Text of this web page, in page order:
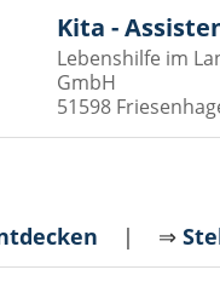
Kita -
Lebenshilfe im
GmbH
51598
| ⇒